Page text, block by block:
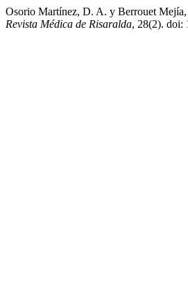
Osorio Martínez, D. A. y Berrouet
Revista Médica de Risaralda, 28(2). doi: